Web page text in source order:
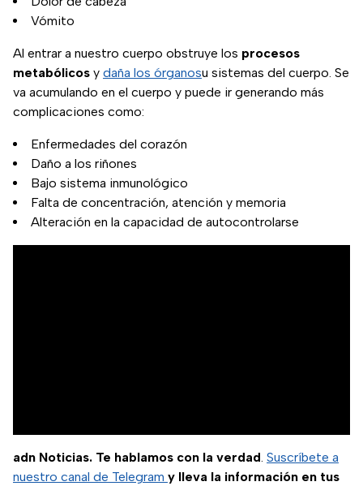
Vómito
Al entrar a nuestro cuerpo obstruye los procesos
metabólicos y daña los órganosu sistemas del cuerpo. Se
va acumulando en el cuerpo y puede ir generando más
complicaciones como:
Enfermedades del corazón
Daño a los riñones
Bajo sistema inmunológico
Falta de concentración, atención y memoria
Alteración en la capacidad de autocontrolarse
adn Noticias. Te hablamos con la verdad. Suscríbete a
nuestro canal de Telegram y lleva la información en tus